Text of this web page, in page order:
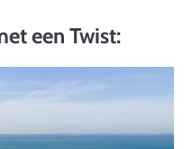
een Twist: